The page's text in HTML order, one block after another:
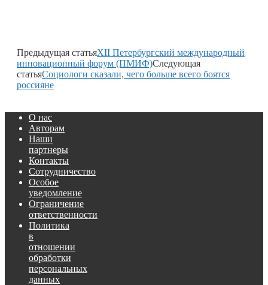
Предыдущая статьяXII Петербургский международный
инновационный форум (ПМИФ)Следующая
статьяСоциологи сказали, чего больше всего боятся
россияне
О нас
Авторам
Наши
партнеры
Контакты
Сотрудничество
Особое
уведомление
Ограничение
ответственности
Политика
в
отношении
обработки
персональных
данных